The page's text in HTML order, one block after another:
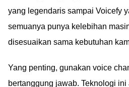
yang legendaris sampai Voicefy
semuanya punya kelebihan
disesuaikan sama kebutuhan
Yang penting, gunakan voice
bertanggung jawab. Teknologi